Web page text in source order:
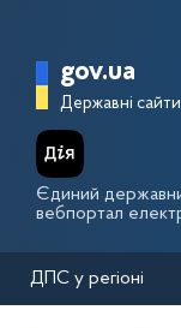
Головна
gov.ua
Державні
Єдиний
вебпортал
ДПС у регіоні